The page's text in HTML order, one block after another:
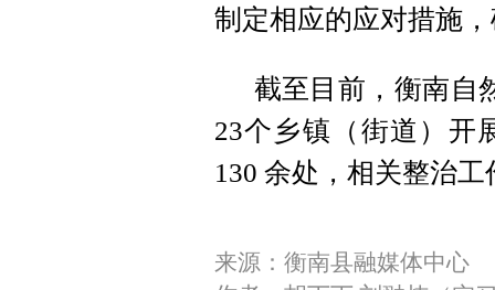
制定相应的应对措施
截至目前，衡南自
23个乡镇（街道）开
130 余处，相关整治
来源：衡南县融媒体中心